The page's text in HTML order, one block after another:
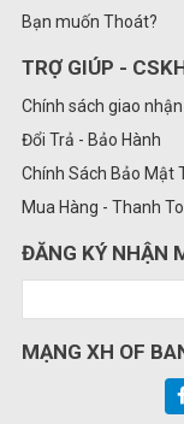
Bạn muốn Thoát?
TRỢ GIÚP -
Chính sách giao nhận
Đổi Trả - Bảo Hành
Chính Sách Bảo Mật
Mua Hàng - Thanh
ĐĂNG KÝ NHẬN
MẠNG XH OF